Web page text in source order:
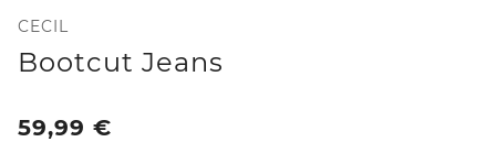
CECIL
Bootcut Jeans
59,99 €